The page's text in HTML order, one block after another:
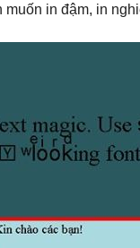
in đậm, in